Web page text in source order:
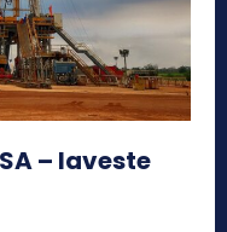
– laveste